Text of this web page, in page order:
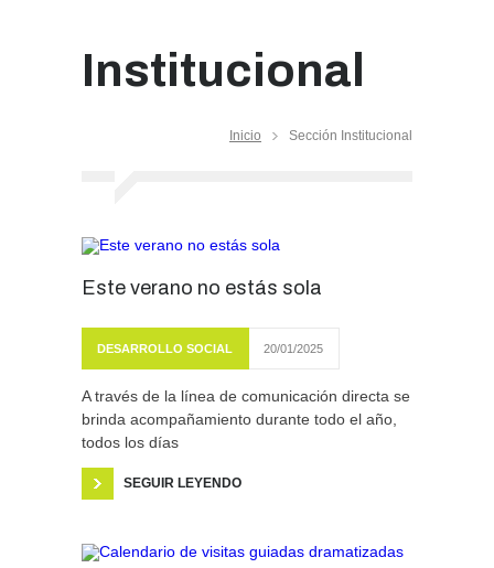
Institucional
Inicio Sección Institucional
Este verano no estás sola
DESARROLLO SOCIAL 20/01/2025
A través de la línea de comunicación directa se
brinda acompañamiento durante todo el año,
todos los días
SEGUIR LEYENDO